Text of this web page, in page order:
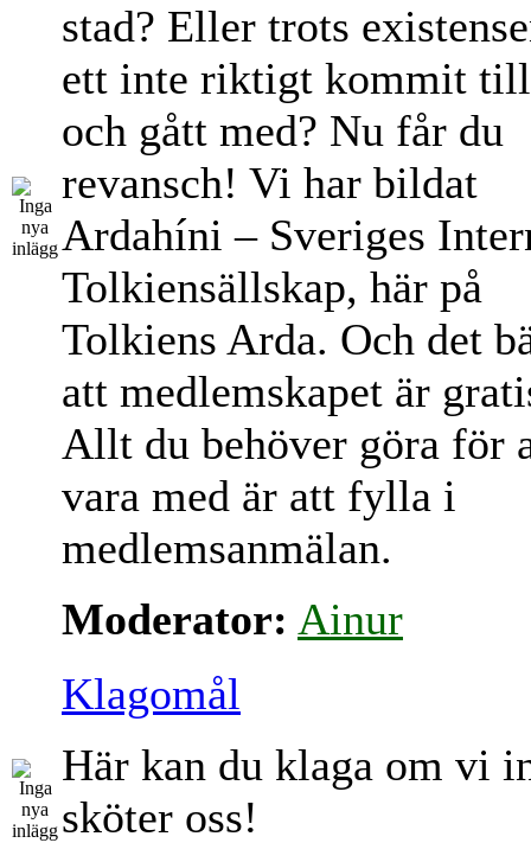
stad? Eller trots
ett inte riktigt kommit
och gått med? Nu får du
revansch! Vi har bildat
Ardahíni – Sveriges
Tolkiensällskap, här på
Tolkiens Arda. Och det
att medlemskapet är
Allt du behöver göra för
vara med är att fylla i
medlemsanmälan.
Moderator: Ainur
Klagomål
Här kan du klaga om vi
sköter oss!